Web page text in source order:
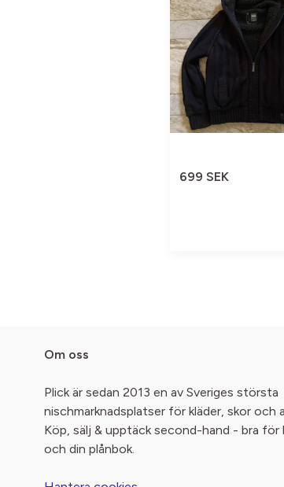
699 SEK
Om oss
Plick är sedan 2013 en av Sveriges största
nischmarknadsplatser för kläder, skor och
Köp, sälj & upptäck second-hand - bra för
och din plånbok.